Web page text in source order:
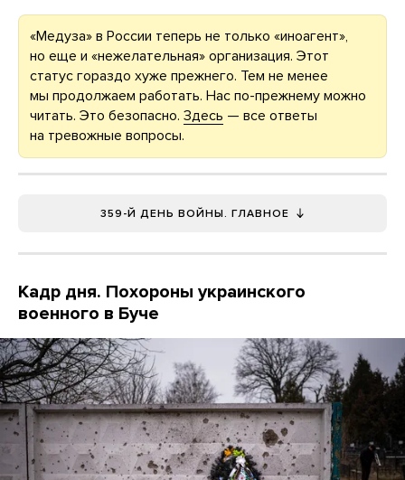
«Медуза» в России теперь не только «иноагент»,
но еще и «нежелательная» организация. Этот
статус гораздо хуже прежнего. Тем не менее
мы продолжаем работать. Нас по-прежнему можно
читать. Это безопасно. Здесь — все ответы
на тревожные вопросы.
359-Й ДЕНЬ ВОЙНЫ. ГЛАВНОЕ
Кадр дня. Похороны украинского
военного в Буче